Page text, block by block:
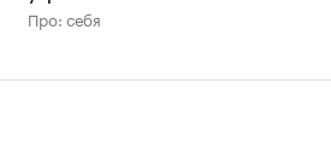
Про: себя